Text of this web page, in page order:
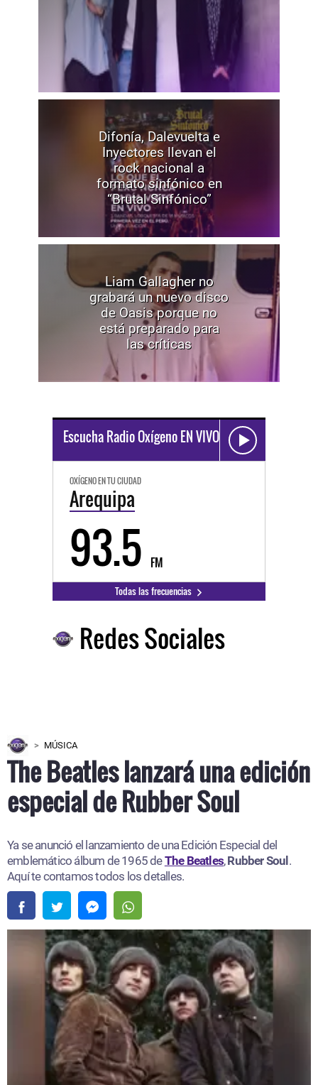
Difonía, Dalevuelta e
Inyectores llevan el
rock nacional a
formato sinfónico en
“Brutal Sinfónico”
Liam Gallagher no
grabará un nuevo disco
de Oasis porque no
está preparado para
las críticas
Escucha Radio Oxígeno EN VIVO
OXÍGENO EN TU CIUDAD
Arequipa
93.5 FM
Todas las frecuencias
Redes Sociales
MÚSICA
The Beatles lanzará una edición
especial de Rubber Soul
Ya se anunció el lanzamiento de una Edición Especial del
emblemático álbum de 1965 deThe Beatles,Rubber Soul .
Aquí te contamos todos los detalles.